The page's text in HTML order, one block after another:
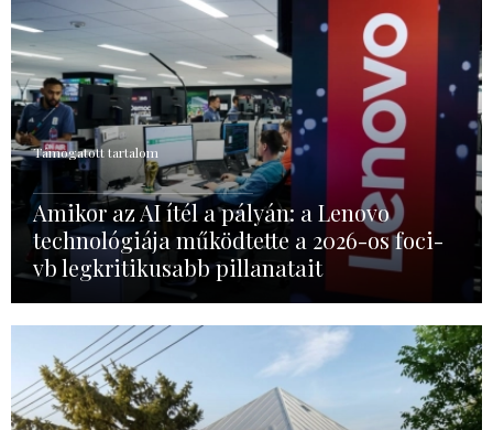
Támogatott tartalom
Amikor az AI ítél a pályán: a Lenovo
technológiája működtette a 2026-os foci-
vb legkritikusabb pillanatait